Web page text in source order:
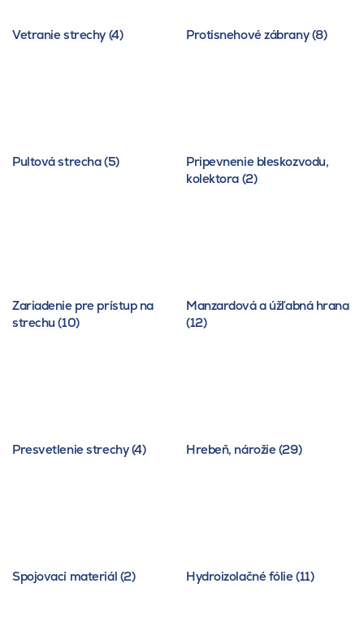
Vetranie strechy (4) Protisnehové zábrany (8)
Pultová strecha (5)
Pripevnenie bleskozvodu,
kolektora (2)
Zariadenie pre prístup na
strechu (10)
Manzardová a úžľabná hrana
(12)
Presvetlenie strechy (4) Hrebeň, nárožie (29)
Spojovací materiál (2) Hydroizolačné fólie (11)